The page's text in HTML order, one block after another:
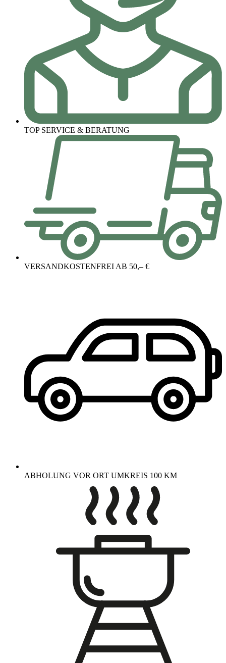
TOP SERVICE & BERATUNG
VERSANDKOSTENFREI AB 50,– €
ABHOLUNG VOR ORT UMKREIS 100 KM